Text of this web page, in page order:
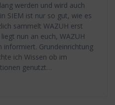
werden und wird auch
SIEM ist nur so gut, wie es
sammelt WAZUH erst
nun an euch, WAZUH
informiert. Grundeinrichtung
ich Wissen ob im
genutzt…